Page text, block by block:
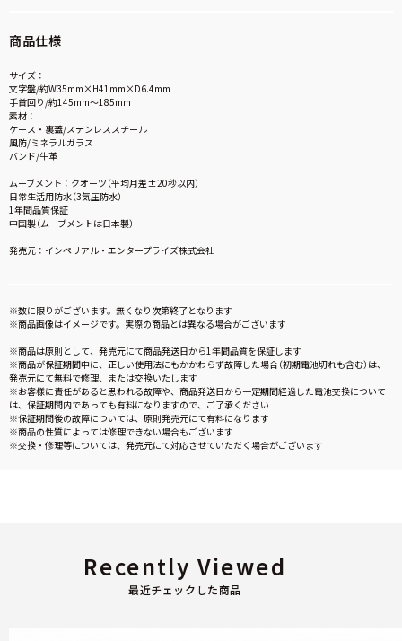
商品仕様
サイズ：
文字盤/約W35mm×H41mm×D6.4mm
手首回り/約145mm〜185mm
素材：
ケース・裏蓋/ステンレススチール
風防/ミネラルガラス
バンド/牛革
ムーブメント：クオーツ（平均月差±20秒以内）
日常生活用防水（3気圧防水）
1年間品質保証
中国製（ムーブメントは日本製）
発売元：インペリアル・エンタープライズ株式会社
※数に限りがございます。無くなり次第終了となります
※商品画像はイメージです。実際の商品とは異なる場合がございます
※商品は原則として、発売元にて商品発送日から1年間品質を保証します
※商品が保証期間中に、正しい使用法にもかかわらず故障した場合（初期電池切れも含む）は、
発売元にて無料で修理、または交換いたします
※お客様に責任があると思われる故障や、商品発送日から一定期間経過した電池交換について
は、保証期間内であっても有料になりますので、ご了承ください
※保証期間後の故障については、原則発売元にて有料になります
※商品の性質によっては修理できない場合もございます
※交換・修理等については、発売元にて対応させていただく場合がございます
最近チェックした商品
Recently Viewed